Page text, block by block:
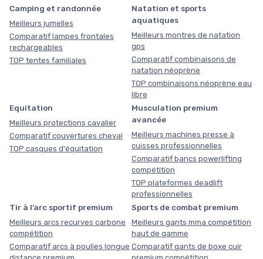
Camping et randonnée
Meilleurs jumelles
Comparatif lampes frontales
rechargeables
TOP tentes familiales
Natation et sports
aquatiques
Meilleurs montres de natation
gps
Comparatif combinaisons de
natation néoprène
TOP combinaisons néoprène eau
libre
Equitation
Meilleurs protections cavalier
Comparatif couvertures cheval
TOP casques d'équitation
Musculation premium
avancée
Meilleurs machines presse à
cuisses professionnelles
Comparatif bancs powerlifting
compétition
TOP plateformes deadlift
professionnelles
Tir à l’arc sportif premium
Meilleurs arcs recurves carbone
compétition
Comparatif arcs à poulies longue
Sports de combat premium
Meilleurs gants mma compétition
haut de gamme
Comparatif gants de boxe cuir